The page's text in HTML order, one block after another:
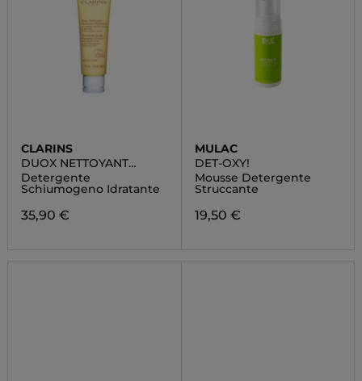
CLARINS
DUOX NETTOYANT
MOUSSANT HYDRATANT
Detergente
Schiumogeno Idratante
35,90 €
MULAC
DET-OXY!
Mousse Detergente
Struccante
19,50 €